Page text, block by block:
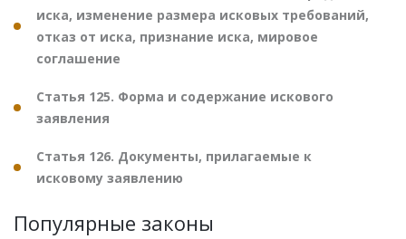
иска, изменение размера исковых требований,
отказ от иска, признание иска, мировое
соглашение
Статья 125. Форма и содержание искового
заявления
Статья 126. Документы, прилагаемые к
исковому заявлению
Популярные законы